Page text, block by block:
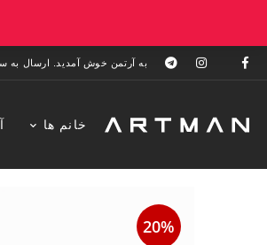
به آرتمن خوش آمدید. ارسال به سراسر ایران. 7 روز فرصت تست در
خانم ها
20%